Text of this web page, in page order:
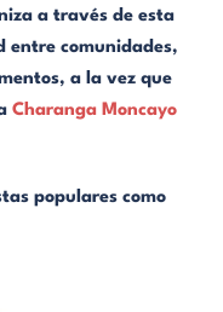
a través de esta
comunidades,
a la vez que
Charanga Moncayo
populares como